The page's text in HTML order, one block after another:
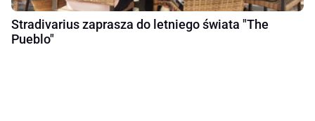
Stradivarius zaprasza do letniego świata "The
Pueblo"